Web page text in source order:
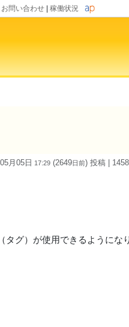
お問い合わせ 稼働状況
月05日 17:29 (2649日前) 投稿 | 1458
グ）が使用できるようにな